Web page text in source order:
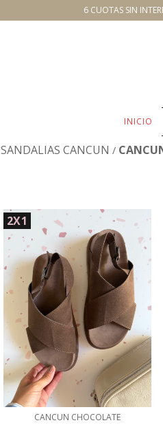
6 CUOTAS SIN
INICIO
SANDALIAS CANCUN /
2X1
CANCUN CHOCOLATE